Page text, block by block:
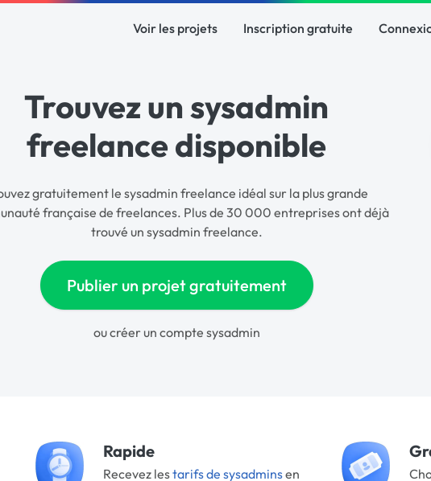
Voir les projets Inscription gratuite
Trouvez un sysadmin
freelance disponible
gratuitement le sysadmin freelance idéal sur la plus grande
française de freelances. Plus de 30 000 entreprises ont déjà
trouvé un sysadmin freelance.
Publier un projet gratuitement
oucréer un compte sysadmin
Rapide
Recevez lestarifs de sysadminsen